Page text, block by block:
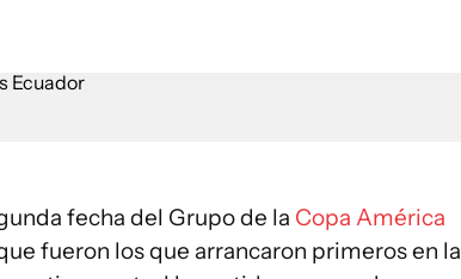
fecha del Grupo de la Copa América
fueron los que arrancaron primeros en la